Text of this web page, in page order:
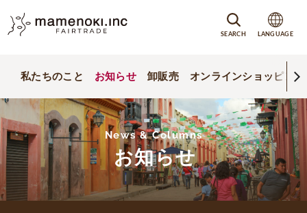
SEARCH LANGUAGE
私たちのこと お知らせ 卸販売 オンラインショッピング
News & Columns
お知らせ